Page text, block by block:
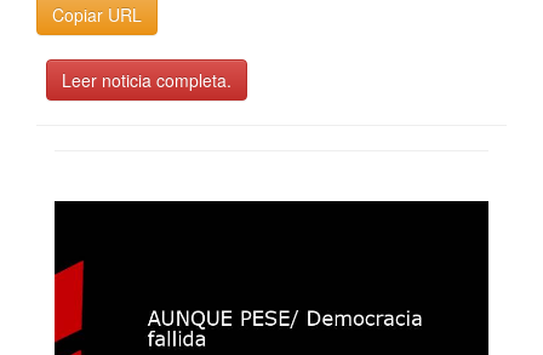
Copiar URL
Leer noticia completa.